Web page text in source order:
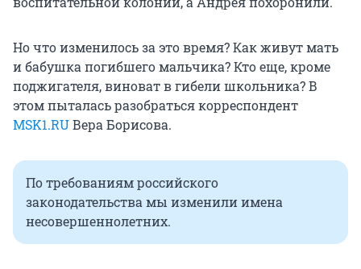
Но что изменилось за это время? Как живут мать
и бабушка погибшего мальчика? Кто еще, кроме
поджигателя, виноват в гибели школьника? В
этом пыталась разобраться корреспондент
MSK1.RUВера Борисова.
По требованиям российского
законодательства мы изменили имена
несовершеннолетних.